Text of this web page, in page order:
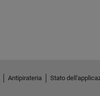
Antipirateria Stato